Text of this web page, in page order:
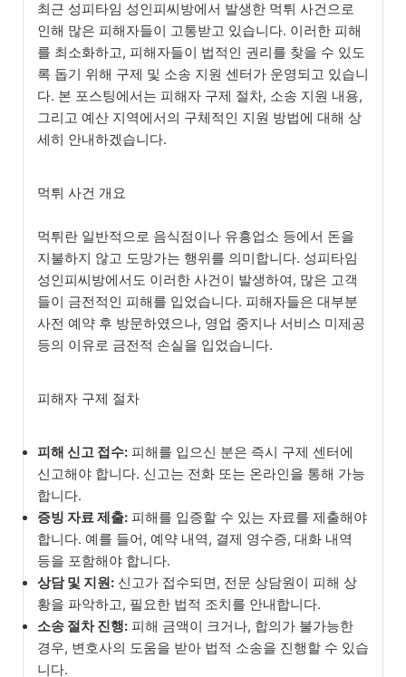
최근 성피타임 성인피씨방에서 발생한 먹튀 사건으로
인해 많은 피해자들이 고통받고 있습니다. 이러한 피해
를 최소화하고, 피해자들이 법적인 권리를 찾을 수 있도
록 돕기 위해 구제 및 소송 지원 센터가 운영되고 있습니
다. 본 포스팅에서는 피해자 구제 절차, 소송 지원 내용,
그리고 예산 지역에서의 구체적인 지원 방법에 대해 상
세히 안내하겠습니다.
먹튀 사건 개요
먹튀란 일반적으로 음식점이나 유흥업소 등에서 돈을
지불하지 않고 도망가는 행위를 의미합니다. 성피타임
성인피씨방에서도 이러한 사건이 발생하여, 많은 고객
들이 금전적인 피해를 입었습니다. 피해자들은 대부분
사전 예약 후 방문하였으나, 영업 중지나 서비스 미제공
등의 이유로 금전적 손실을 입었습니다.
피해자 구제 절차
피해 신고 접수: 피해를 입으신 분은 즉시 구제 센터에
신고해야 합니다. 신고는 전화 또는 온라인을 통해 가능
합니다.
증빙 자료 제출: 피해를 입증할 수 있는 자료를 제출해야
합니다. 예를 들어, 예약 내역, 결제 영수증, 대화 내역
등을 포함해야 합니다.
상담 및 지원: 신고가 접수되면, 전문 상담원이 피해 상
황을 파악하고, 필요한 법적 조치를 안내합니다.
소송 절차 진행: 피해 금액이 크거나, 합의가 불가능한
경우, 변호사의 도움을 받아 법적 소송을 진행할 수 있습
니다.